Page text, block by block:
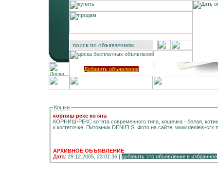
Добавить объявление
Кошки
корниш-рекс котята
КОРНИШ-РЕКС котята современного типа, кошечка - белая,
АРХИВНОЕ ОБЪЯВЛЕНИЕ
Дата: 29.12.2005, 23:01:36 | добавить это объявление в избранное